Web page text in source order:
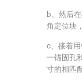
b、然后
角定位块
c、接着
一锚固孔
寸的相匹